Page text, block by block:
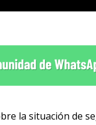
la situación de